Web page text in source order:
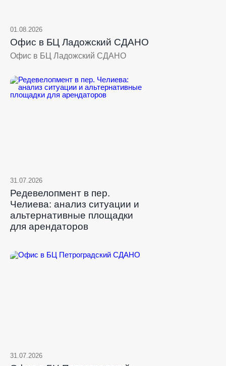
01.08.2026
Офис в БЦ Ладожский СДАНО
Офис в БЦ Ладожский СДАНО
31.07.2026
Редевелопмент в пер.
Челиева: анализ ситуации и
альтернативные площадки
для арендаторов
31.07.2026